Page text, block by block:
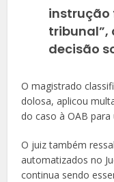
instrução
tribunal”,
decisão
O magistrado
dolosa, aplicou
do caso à OAB
O juiz também
automatizados no
continua sendo